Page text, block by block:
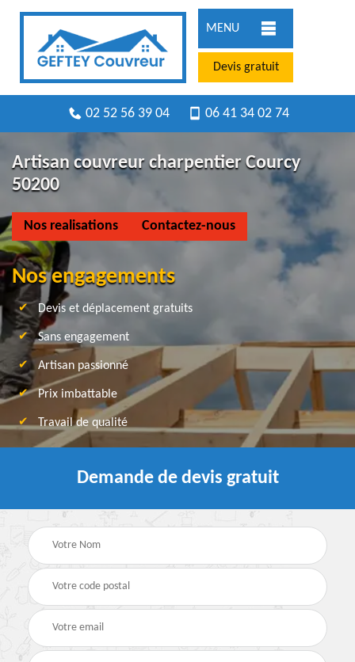
MENU
Devis gratuit
02 52 56 39 04 06 41 34 02 74
Artisan couvreur charpentier Courcy
50200
Nos realisations Contactez-nous
Nos engagements
Devis et déplacement gratuits
Sans engagement
Artisan passionné
Prix imbattable
Travail de qualité
Demande de devis gratuit